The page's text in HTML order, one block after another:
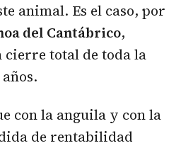
animal. Es el caso, por
del Cantábrico,
cierre total de toda la
con la anguila y con la
de rentabilidad